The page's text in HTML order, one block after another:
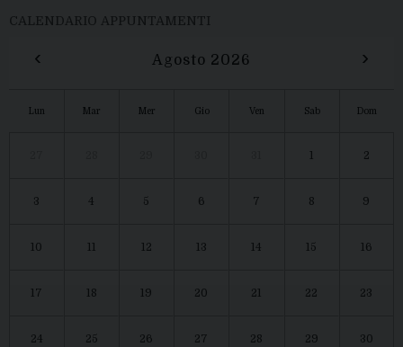
CALENDARIO APPUNTAMENTI
‹ Agosto 2026 ›
Lun Mar Mer Gio Ven Sab Dom
2
3 4 5 6 7 8 9
10 12 13 14 15 16
17 18 19 20 21 22 23
24 25 26 27 28 29 30